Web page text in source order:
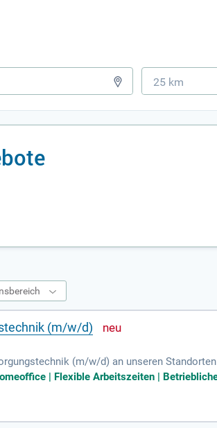
25 km
(m/w/d)
(m/w/d) an unseren
im Industrie- und Gewerbebau sowie im
zur Bauüberwachung. Dabei stellen Sie
Sie innovative Lösungen in der
| Flexible Arbeitszeiten |